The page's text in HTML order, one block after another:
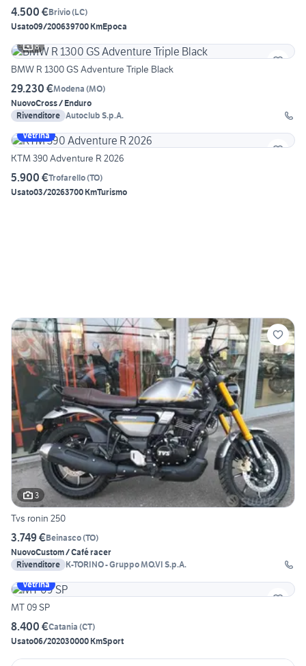
4.500 €Brivio(LC)
Usato09/200639700 KmEpoca
8
BMW R 1300 GS Adventure Triple Black
29.230 €Modena (MO)
NuovoCross / Enduro
Rivenditore Autoclub S.p.A.
Vetrina
KTM 390 Adventure R 2026
5.900 €Trofarello(TO)
Usato03/20263700 KmTurismo
3
Tvs ronin 250
3.749 €Beinasco(TO)
NuovoCustom / Café racer
Rivenditore K-TORINO - Gruppo MO.VI S.p.A.
Vetrina
MT 09 SP
8.400 €Catania (CT)
Usato06/202030000 KmSport